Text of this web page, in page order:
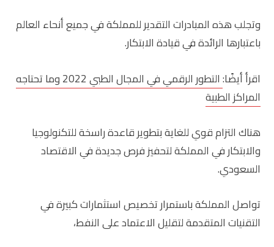
وتجلب هذه المبادرات التقدير للمملكة في جميع أنحاء العالم
باعتبارها الرائدة في قيادة الابتكار.
اقرأ أيضًا:
التطور الرقمي في المجال الطبي 2022 وما تحتاجه
المراكز الطبية
هناك التزام قوي للغاية بتطوير قاعدة راسخة للتكنولوجيا
والابتكار في المملكة لتحفيز فرص جديدة في الاقتصاد
السعودي.
تواصل المملكة باستمرار تخصيص استثمارات كبيرة في
التقنيات المتقدمة لتقليل الاعتماد على النفط،